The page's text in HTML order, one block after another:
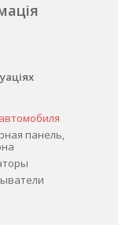
панель,